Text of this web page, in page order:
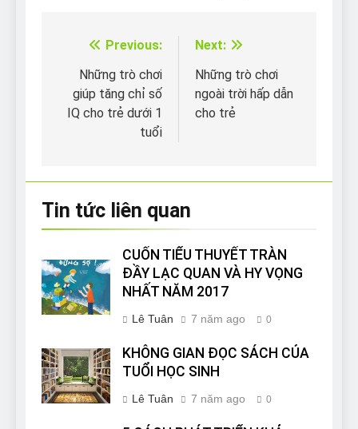
Điều
hướng
bài
Previous:
Những trò chơi
giúp tăng chỉ số
IQ cho trẻ dưới 1
tuổi
Next:
Những trò chơi
ngoài trời hấp dẫn
cho trẻ
Tin tức liên quan
CUỐN TIỂU THUYẾT TRÀN
ĐẦY LẠC QUAN VÀ HY VỌNG
NHẤT NĂM 2017
Lê Tuân 7 năm ago 0
KHÔNG GIAN ĐỌC SÁCH CỦA
TUỔI HỌC SINH
Lê Tuân 7 năm ago 0